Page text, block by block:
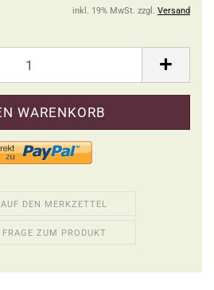
inkl. 19% MwSt. zzgl. Versand
AUF DEN MERKZETTEL
FRAGE ZUM PRODUKT